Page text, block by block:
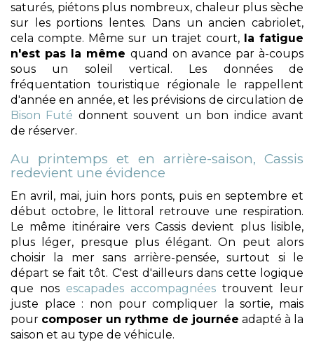
saturés, piétons plus nombreux, chaleur plus sèche
sur les portions lentes. Dans un ancien cabriolet,
cela compte. Même sur un trajet court, la fatigue
n'est pas la même quand on avance par à-coups
sous un soleil vertical. Les données de
fréquentation touristique régionale le rappellent
d'année en année, et les prévisions de circulation de
Bison Futé donnent souvent un bon indice avant
de réserver.
Au printemps et en arrière-saison, Cassis
redevient une évidence
En avril, mai, juin hors ponts, puis en septembre et
début octobre, le littoral retrouve une respiration.
Le même itinéraire vers Cassis devient plus lisible,
plus léger, presque plus élégant. On peut alors
choisir la mer sans arrière-pensée, surtout si le
départ se fait tôt. C'est d'ailleurs dans cette logique
que nos escapades accompagnées trouvent leur
juste place : non pour compliquer la sortie, mais
pour composer un rythme de journée adapté à la
saison et au type de véhicule.